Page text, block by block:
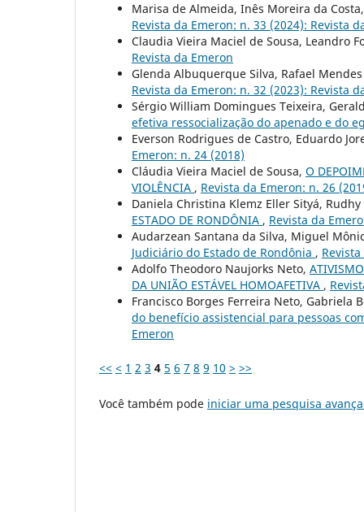
Marisa de Almeida, Inês Moreira da Costa,
Revista da Emeron: n. 33 (2024): Revista
Claudia Vieira Maciel de Sousa, Leandro
Revista da Emeron
Glenda Albuquerque Silva, Rafael Mendes
Revista da Emeron: n. 32 (2023): Revista
Sérgio William Domingues Teixeira,
efetiva ressocialização do apenado e do
Everson Rodrigues de Castro, Eduardo
Emeron: n. 24 (2018)
Cláudia Vieira Maciel de Sousa, O
VIOLÊNCIA , Revista da Emeron: n. 26
Daniela Christina Klemz Eller Sityá,
ESTADO DE RONDÔNIA , Revista da
Audarzean Santana da Silva, Miguel
Judiciário do Estado de Rondônia ,
Adolfo Theodoro Naujorks Neto,
DA UNIÃO ESTÁVEL HOMOAFETIVA ,
Francisco Borges Ferreira Neto, Gabriela
do benefício assistencial para pessoas
Emeron
<< < 1 2 3 4 5 6 7 8 9 10 > >>
Você também pode iniciar uma pesquisa